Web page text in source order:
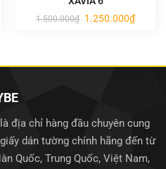
1.500.000₫ Giá
1.250.000₫Giá
hiện
địa chỉ hàng đầu chuyên cung
dán tường chính hãng đến từ
Quốc, Trung Quốc, Việt Nam,